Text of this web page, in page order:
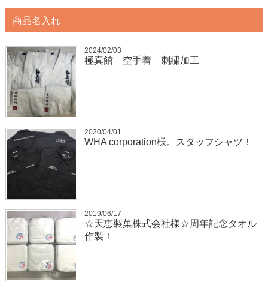
商品名入れ
2024/02/03
極真館 空手着 刺繍加工
2020/04/01
WHA corporation様。スタッフシャツ！
2019/06/17
☆天恵製菓株式会社様☆周年記念タオル
作製！